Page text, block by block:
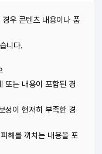
우 콘텐츠 내용이나 품
니다.
또는 내용이 포함된 경
성이 현저히 부족한 경
해를 끼치는 내용을 포